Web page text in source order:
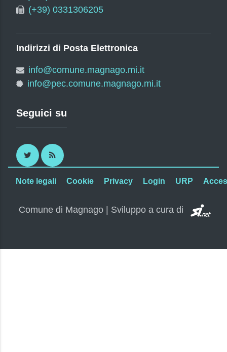
(+39) 0331306205
Indirizzi di Posta Elettronica
info@comune.magnago.mi.it
info@pec.comune.magnago.mi.it
Seguici su
Twitter RSS
Note legali Cookie Privacy Login URP
Comune di Magnago | Sviluppo a cura di